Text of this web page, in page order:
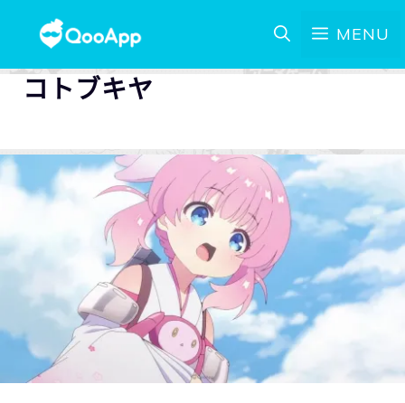
MENU
コトブキヤ